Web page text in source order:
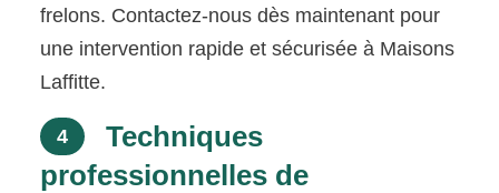
frelons. Contactez-nous dès maintenant pour
une intervention rapide et sécurisée à Maisons
Laffitte.
4
Techniques
professionnelles de